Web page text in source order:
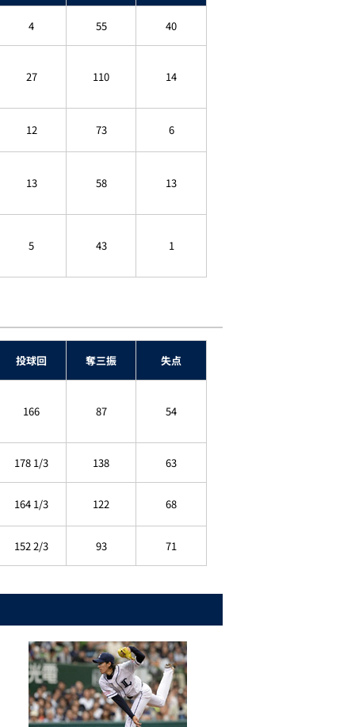
4 55 40
27 110 14
12 73 6
13 58 13
5 43 1
投球回 奪三振 失点
166 87 54
178 1/3 138 63
164 1/3 122 68
152 2/3 93 71